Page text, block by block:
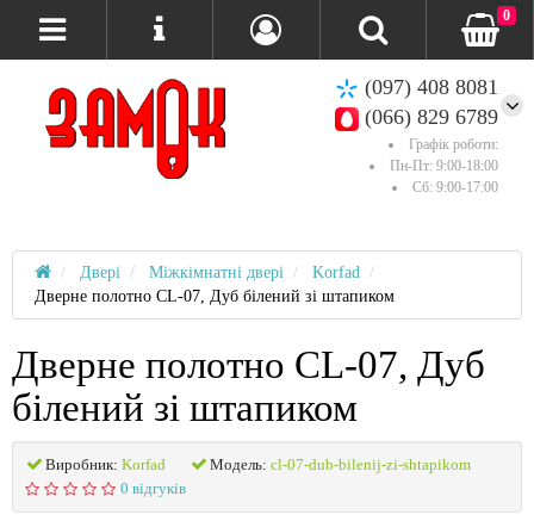
(097) 408 8081
(066) 829 6789
Графік роботи:
Пн-Пт: 9:00-18:00
Сб: 9:00-17:00
0
Двері Міжкімнатні двері
Korfad
Дверне полотно CL-07, Дуб білений зі штапиком
Дверне полотно CL-07, Дуб
білений зі штапиком
Виробник: Korfad Модель: cl-07-dub-bilenij-zi-shtapikom
0 відгуків